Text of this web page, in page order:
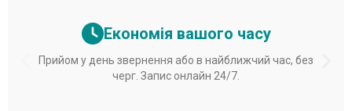
Економія вашого часу
Прийом у день звернення або в найближчий час, без
черг. Запис онлайн 24/7.